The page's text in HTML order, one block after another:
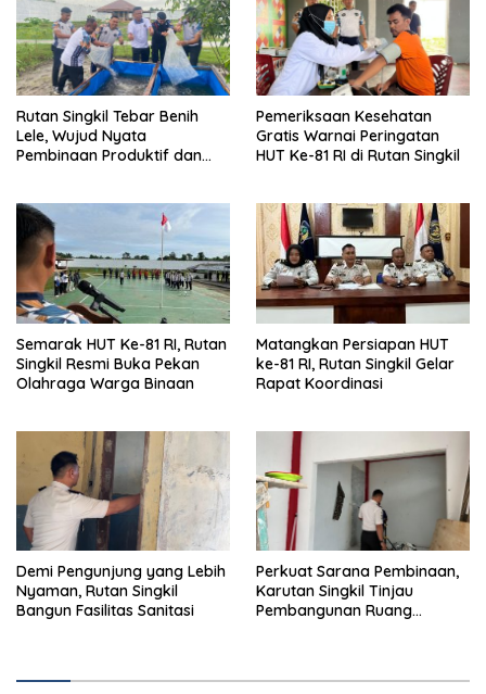
Rutan Singkil Tebar Benih
Lele, Wujud Nyata
Pembinaan Produktif dan
Pemeriksaan Kesehatan
Gratis Warnai Peringatan
HUT Ke-81 RI di Rutan Singkil
Semarak HUT Ke-81 RI, Rutan
Singkil Resmi Buka Pekan
Olahraga Warga Binaan
Matangkan Persiapan HUT
ke-81 RI, Rutan Singkil Gelar
Rapat Koordinasi
Demi Pengunjung yang Lebih
Nyaman, Rutan Singkil
Bangun Fasilitas Sanitasi
Perkuat Sarana Pembinaan,
Karutan Singkil Tinjau
Pembangunan Ruang